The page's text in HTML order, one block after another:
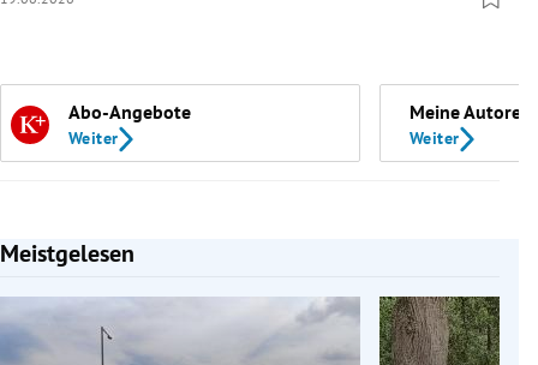
Abo-Angebote
Weiter
Meine Autoren
Weiter
Meistgelesen
Slide 1 von 7